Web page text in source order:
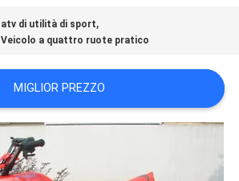
atv di utilità di sport,
Veicolo a quattro ruote pratico
MIGLIOR PREZZO